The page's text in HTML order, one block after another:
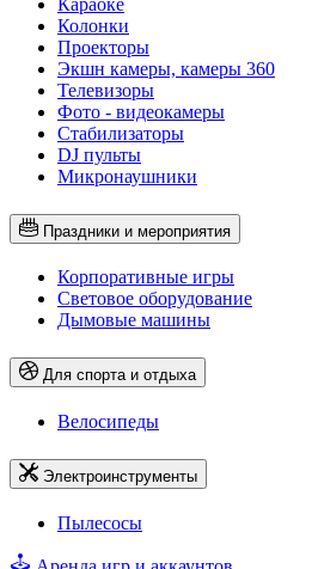
Колонки
Проекторы
Экшн камеры, камеры 360
Телевизоры
Фото - видеокамеры
Стабилизаторы
DJ пульты
Микронаушники
Праздники и мероприятия
Корпоративные игры
Световое оборудование
Дымовые машины
Для спорта и отдыха
Велосипеды
Электроинструменты
Пылесосы